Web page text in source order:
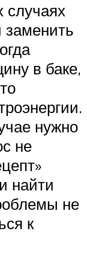
случаях
заменить
в баке,
нужно
не
найти
не
к